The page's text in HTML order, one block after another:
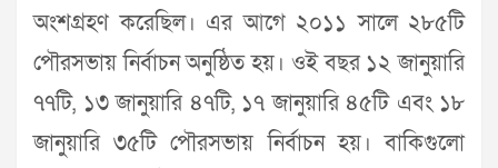
অংশগ্রহণ করেছিল। এর আগে ২০১১ সালে ২৮৫টি
পৌরসভায় নির্বাচন অনুষ্ঠিত হয়। ওই বছর ১২ জানুয়ারি
৭৭টি, ১৩ জানুয়ারি ৪৭টি, ১৭ জানুয়ারি ৪৫টি এবং ১৮
জানুয়ারি ৩৫টি পৌরসভায় নির্বাচন হয়। বাকিগুলো